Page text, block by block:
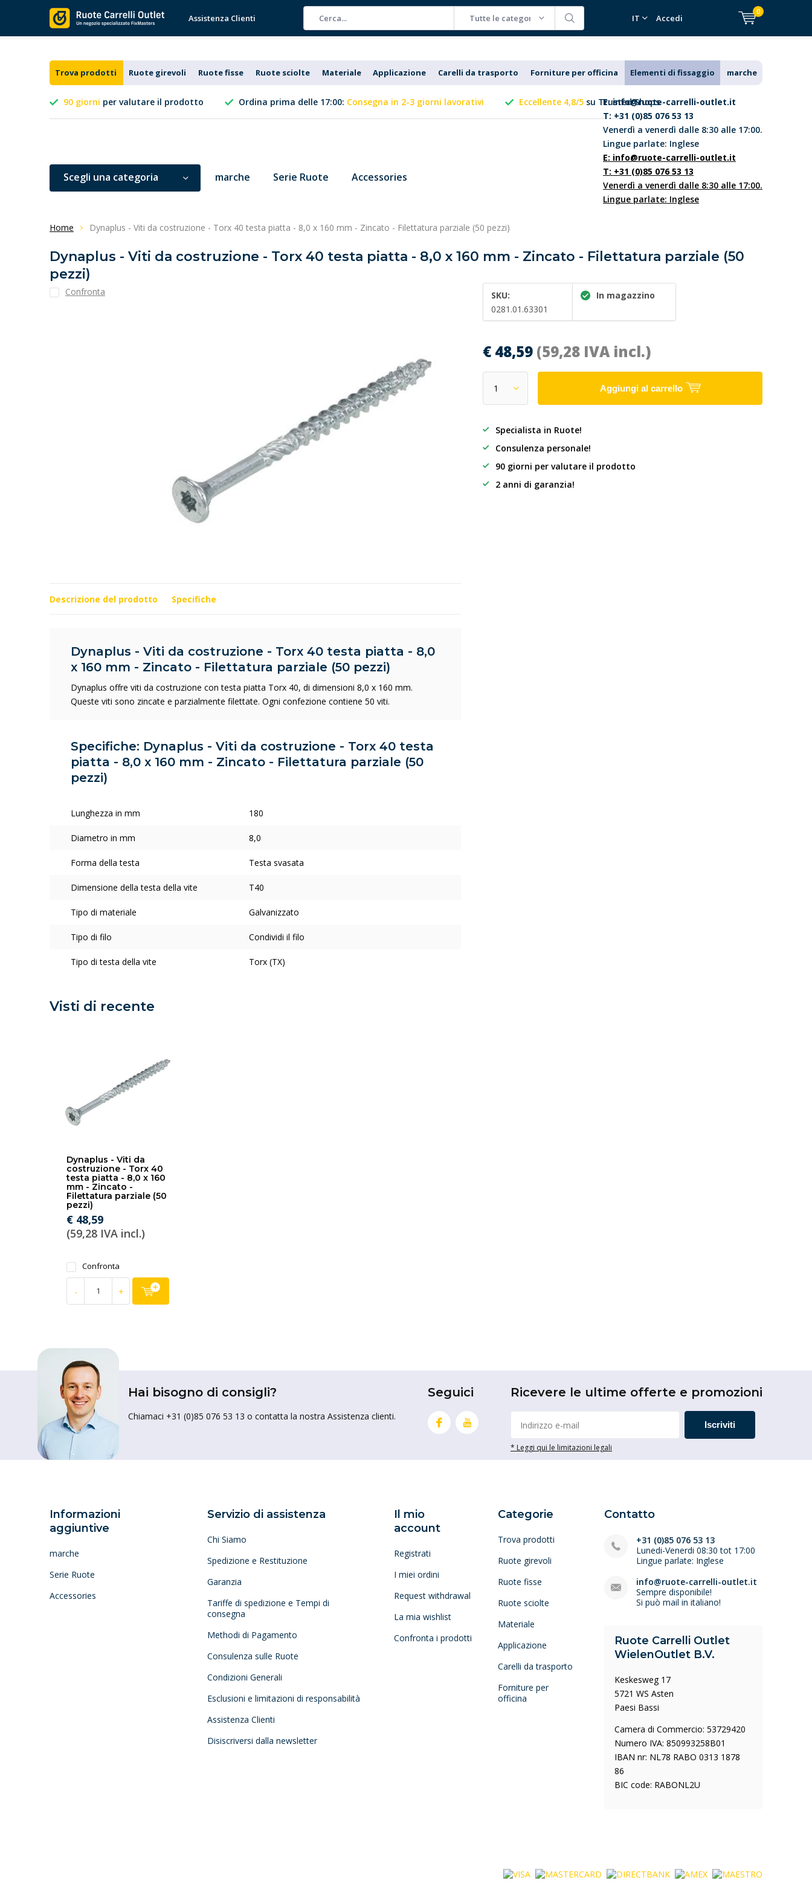
Assistenza Clienti Tutte le categorie IT Accedi
0
Trova prodotti Ruote girevoli Ruote fisse Ruote sciolte Materiale Applicazione Carelli da trasporto Forniture per officina Elementi di fissaggio marche
90 giorni per valutare il prodotto Ordina prima delle 17:00: Consegna in 2-3 giorni lavorativi Eccellente 4,8/5 su Trusted Shops
E:info@ruote-carrelli-outlet.it
T: +31 (0)85 076 53 13
Venerdì a venerdì dalle 8:30 alle 17:00.
Lingue parlate: Inglese
Scegli una categoria marche Serie Ruote Accessories
E: info@ruote-carrelli-outlet.it
T: +31 (0)85 076 53 13
Venerdì a venerdì dalle 8:30 alle 17:00.
Lingue parlate: Inglese
Home Dynaplus - Viti da costruzione - Torx 40 testa piatta - 8,0 x 160 mm - Zincato - Filettatura parziale (50 pezzi)
Dynaplus - Viti da costruzione - Torx 40 testa piatta - 8,0 x 160 mm - Zincato - Filettatura parziale (50
pezzi)
Confronta
SKU:
0281.01.63301
In magazzino
€ 48,59 (59,28 IVA incl.)
Aggiungi al carrello
Specialista in Ruote!
Consulenza personale!
90 giorni per valutare il prodotto
2 anni di garanzia!
Descrizione del prodotto Specifiche
Dynaplus - Viti da costruzione - Torx 40 testa piatta - 8,0
x 160 mm - Zincato - Filettatura parziale (50 pezzi)
Dynaplus offre viti da costruzione con testa piatta Torx 40, di dimensioni 8,0 x 160 mm.
Queste viti sono zincate e parzialmente filettate. Ogni confezione contiene 50 viti.
Specifiche: Dynaplus - Viti da costruzione - Torx 40 testa
piatta - 8,0 x 160 mm - Zincato - Filettatura parziale (50
pezzi)
Lunghezza in mm 180
Diametro in mm 8,0
Forma della testa Testa svasata
Dimensione della testa della vite T40
Tipo di materiale Galvanizzato
Tipo di filo Condividi il filo
Tipo di testa della vite Torx (TX)
Visti di recente
Dynaplus - Viti da
costruzione - Torx 40
testa piatta - 8,0 x 160
mm - Zincato -
Filettatura parziale (50
pezzi)
€ 48,59
(59,28 IVA incl.)
Confronta
- +
Hai bisogno di consigli?
Chiamaci +31 (0)85 076 53 13 o contatta la nostra Assistenza clienti.
Seguici Ricevere le ultime offerte e promozioni
Iscriviti
* Leggi qui le limitazioni legali
Informazioni
aggiuntive
marche
Serie Ruote
Accessories
Servizio di assistenza
Chi Siamo
Spedizione e Restituzione
Garanzia
Tariffe di spedizione e Tempi di
consegna
Methodi di Pagamento
Consulenza sulle Ruote
Condizioni Generali
Esclusioni e limitazioni di responsabilità
Assistenza Clienti
Disiscriversi dalla newsletter
Il mio
account
Registrati
I miei ordini
Request withdrawal
La mia wishlist
Confronta i prodotti
Categorie
Trova prodotti
Ruote girevoli
Ruote fisse
Ruote sciolte
Materiale
Applicazione
Carelli da trasporto
Forniture per
officina
Contatto
+31 (0)85 076 53 13
Lunedi-Venerdi 08:30 tot 17:00
Lingue parlate: Inglese
info@ruote-carrelli-outlet.it
Sempre disponibile!
Si può mail in italiano!
Ruote Carrelli Outlet
WielenOutlet B.V.
Keskesweg 17
5721 WS Asten
Paesi Bassi
Camera di Commercio: 53729420
Numero IVA: 850993258B01
IBAN nr: NL78 RABO 0313 1878
86
BIC code: RABONL2U